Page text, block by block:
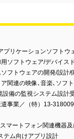
プリケーションソフトウ
ソフトウェア/デバイス
フトウェアの開発/設計/
関連の映像､音楽､ソフ
設備の監視システム設計
事業／（特）13-318009
マートフォン関連機器
テム向けアプリ設計